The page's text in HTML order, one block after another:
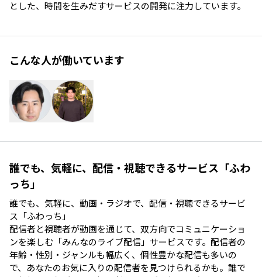
とした、時間を生みだすサービスの開発に注力しています。
こんな人が働いています
誰でも、気軽に、配信・視聴できるサービス「ふわ
っち」
誰でも、気軽に、動画・ラジオで、配信・視聴できるサービ
ス「ふわっち」
配信者と視聴者が動画を通じて、双方向でコミュニケーショ
ンを楽しむ「みんなのライブ配信」サービスです。配信者の
年齢・性別・ジャンルも幅広く、個性豊かな配信も多いの
で、あなたのお気に入りの配信者を見つけられるかも。誰で